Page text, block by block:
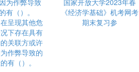
呈现其他危
下存在具有
关联方或许
作弊导致的
有（）。
国家开放大学2023年春
《经济学基础》机考网考
期末复习参